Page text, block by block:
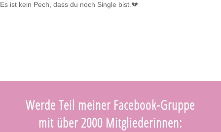
Es ist kein Pech, dass du noch Single bist.💔
Werde Teil meiner Facebook-Gruppe
mit über 2000 Mitgliederinnen: